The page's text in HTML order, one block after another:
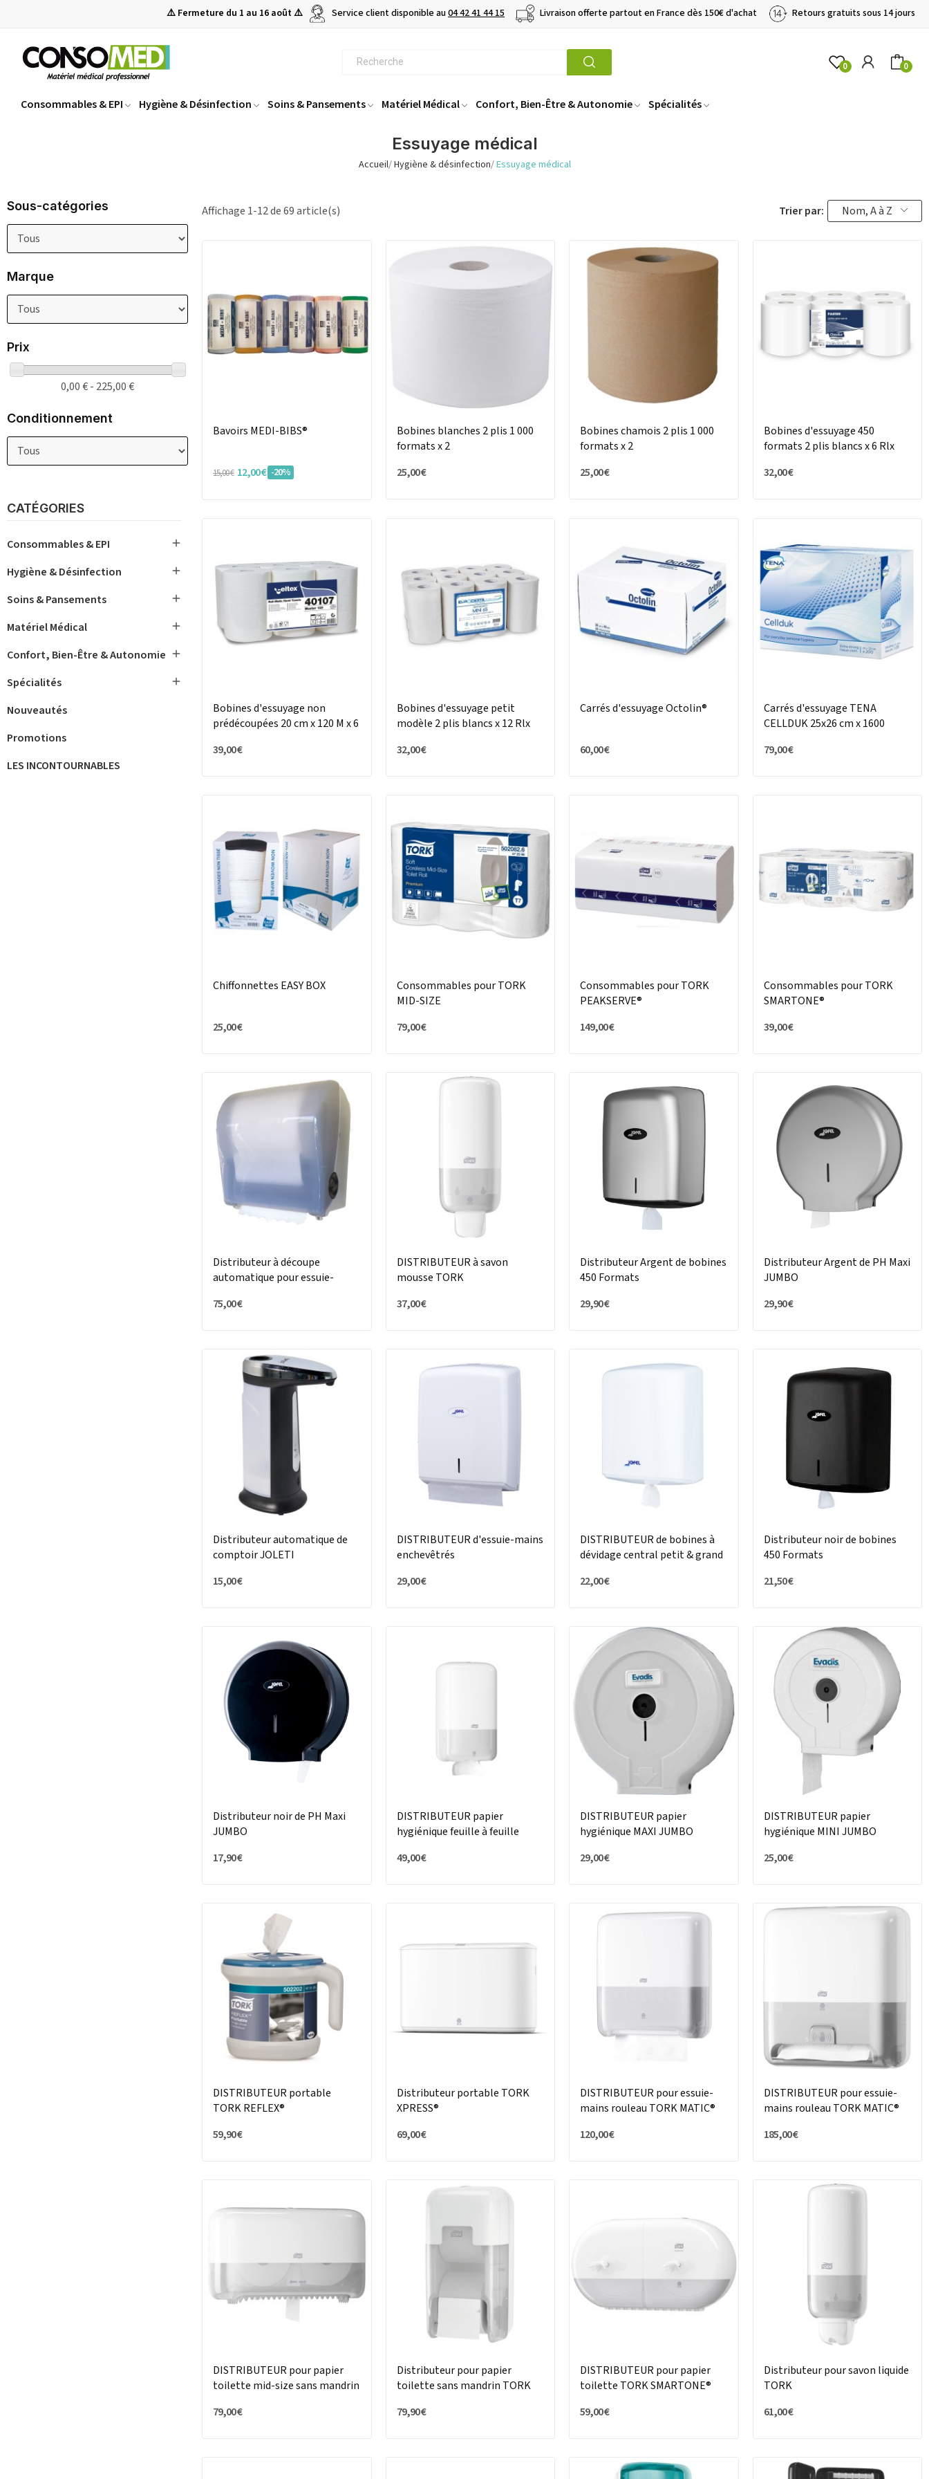
⚠️ Fermeture du 1 au 16 août ⚠️ Service client disponible au04 42 41 44 15 Livraison offerte partout en France dès 150€ d'achat Retours gratuits sous 14 jours
0 0
Consommables & EPI Hygiène & Désinfection Soins & Pansements Matériel Médical Confort, Bien-Être & Autonomie Spécialités
Essuyage médical
Accueil Hygiène & désinfection Essuyage médical
Sous-catégories
Marque
Prix
0,00 € - 225,00 €
Conditionnement
CATÉGORIES
Consommables & EPI 
Hygiène & Désinfection 
Soins & Pansements 
Matériel Médical 
Confort, Bien-Être & Autonomie 
Spécialités 
Nouveautés
Promotions
LES INCONTOURNABLES
Affichage 1-12 de 69 article(s) Trier par: Nom, A à Z
Bavoirs MEDI-BIBS®
15,00 € 12,00 € -20%
Bobines blanches 2 plis 1 000
formats x 2
25,00 €
Bobines chamois 2 plis 1 000
formats x 2
25,00 €
Bobines d'essuyage 450
formats 2 plis blancs x 6 Rlx
32,00 €
Bobines d'essuyage non
prédécoupées 20 cm x 120 M x 6
39,00 €
Bobines d'essuyage petit
modèle 2 plis blancs x 12 Rlx
32,00 €
Carrés d'essuyage Octolin®
60,00 €
Carrés d'essuyage TENA
CELLDUK 25x26 cm x 1600
79,00 €
Chiffonnettes EASY BOX
25,00 €
Consommables pour TORK
MID-SIZE
79,00 €
Consommables pour TORK
PEAKSERVE®
149,00 €
Consommables pour TORK
SMARTONE®
39,00 €
Distributeur à découpe
automatique pour essuie-
75,00 €
DISTRIBUTEUR à savon
mousse TORK
37,00 €
Distributeur Argent de bobines
450 Formats
29,90 €
Distributeur Argent de PH Maxi
JUMBO
29,90 €
Distributeur automatique de
comptoir JOLETI
15,00 €
DISTRIBUTEUR d'essuie-mains
enchevêtrés
29,00 €
DISTRIBUTEUR de bobines à
dévidage central petit & grand
22,00 €
Distributeur noir de bobines
450 Formats
21,50 €
Distributeur noir de PH Maxi
JUMBO
17,90 €
DISTRIBUTEUR papier
hygiénique feuille à feuille
49,00 €
DISTRIBUTEUR papier
hygiénique MAXI JUMBO
29,00 €
DISTRIBUTEUR papier
hygiénique MINI JUMBO
25,00 €
DISTRIBUTEUR portable
TORK REFLEX®
59,90 €
Distributeur portable TORK
XPRESS®
69,00 €
DISTRIBUTEUR pour essuie-
mains rouleau TORK MATIC®
120,00 €
DISTRIBUTEUR pour essuie-
mains rouleau TORK MATIC®
185,00 €
DISTRIBUTEUR pour papier
toilette mid-size sans mandrin
79,00 €
Distributeur pour papier
toilette sans mandrin TORK
79,90 €
DISTRIBUTEUR pour papier
toilette TORK SMARTONE®
59,00 €
Distributeur pour savon liquide
TORK
61,00 €